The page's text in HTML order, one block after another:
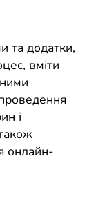
та додатки,
вміти
і
онлайн-